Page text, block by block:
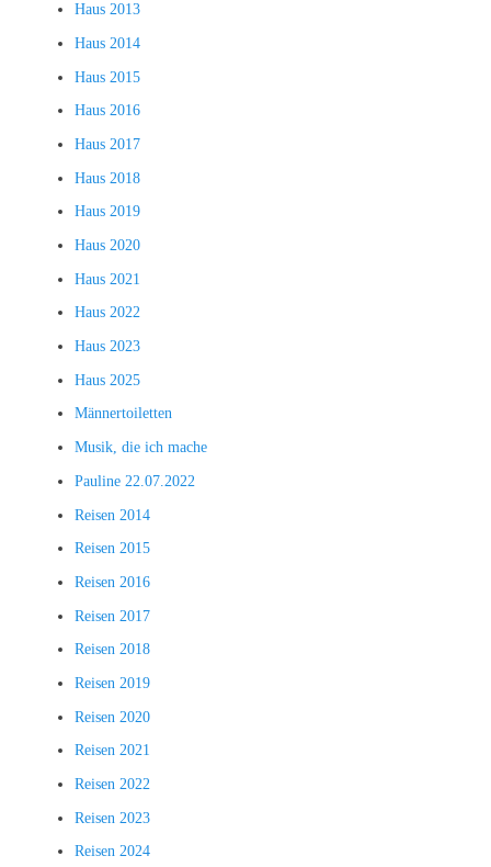
Haus 2013
Haus 2014
Haus 2015
Haus 2016
Haus 2017
Haus 2018
Haus 2019
Haus 2020
Haus 2021
Haus 2022
Haus 2023
Haus 2025
Männertoiletten
Musik, die ich mache
Pauline 22.07.2022
Reisen 2014
Reisen 2015
Reisen 2016
Reisen 2017
Reisen 2018
Reisen 2019
Reisen 2020
Reisen 2021
Reisen 2022
Reisen 2023
Reisen 2024